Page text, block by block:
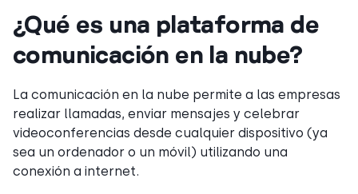
¿Qué es una plataforma de
comunicación en la nube?
La comunicación en la nube permite a las empresas
realizar llamadas, enviar mensajes y celebrar
videoconferencias desde cualquier dispositivo (ya
sea un ordenador o un móvil) utilizando una
conexión a internet.